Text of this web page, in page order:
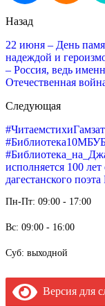
Назад
22 июня – День
надеждой и
– Россия, ведь
Отечественная
Следующая
исполняется 100
дагестанского поэта
Пн-Пт: 09:00 - 17:00
Вс: 09:00 - 16:00
Суб: выходной
Версия для